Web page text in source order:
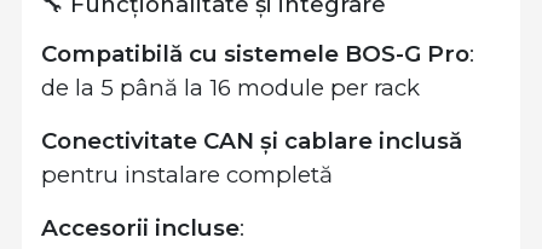
Compatibilă cu sistemele BOS-G Pro:
de la 5 până la 16 module per rack
Conectivitate CAN și cablare inclusă
pentru instalare completă
Accesorii incluse: